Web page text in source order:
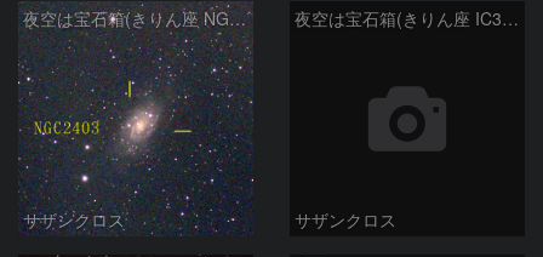
夜空は宝石箱(きりん座 NGC2403) Seestar50
サザンクロス
夜空は宝石箱(きりん座 IC342) Seestar50
サザンクロス